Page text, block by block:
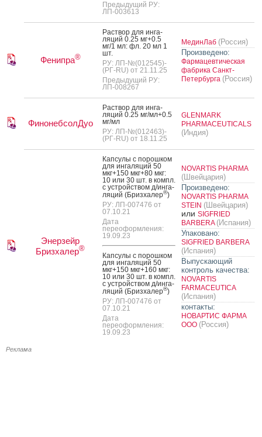
Предыдущий РУ:
ЛП-003613
Фенипра®
Рас­твор для ин­га­
ляций 0.25 мг+0.5
мг/1 мл: фл. 20 мл 1
шт.
РУ: ЛП-№(012545)-
(РГ-RU) от 21.11.25
Предыдущий РУ:
ЛП-008267
МединЛаб (Россия)
Произведено:
Фармацевтическая
фабрика Санкт-
Петербурга (Россия)
ФинонебсолДуо
Рас­твор для ин­га­
ляций 0.25 мг/мл+0.5
мг/мл
РУ: ЛП-№(012463)-
(РГ-RU) от 18.11.25
GLENMARK
PHARMACEUTICALS
(Индия)
Энерзейр
Бризхалер®
Кап­су­лы с по­рош­ком
для ин­га­ляций 50
мкг+150 мкг+80 мкг:
10 или 30 шт. в компл.
с ус­трой­ством д/ин­га­
ляций (Бриз­ха­лер®)
РУ: ЛП-007476 от
07.10.21
Дата
переоформления:
19.09.23
Кап­су­лы с по­рош­ком
для ин­га­ляций 50
мкг+150 мкг+160 мкг:
10 или 30 шт. в компл.
с ус­трой­ством д/ин­га­
ляций (Бриз­ха­лер®)
РУ: ЛП-007476 от
07.10.21
Дата
переоформления:
19.09.23
NOVARTIS PHARMA
(Швейцария)
Произведено:
NOVARTIS PHARMA
STEIN (Швейцария)
или SIGFRIED
BARBERA (Испания)
Упаковано:
SIGFRIED BARBERA
(Испания)
Выпускающий
контроль качества:
NOVARTIS
FARMACEUTICA
(Испания)
контакты:
НОВАРТИС ФАРМА
ООО (Россия)
Реклама